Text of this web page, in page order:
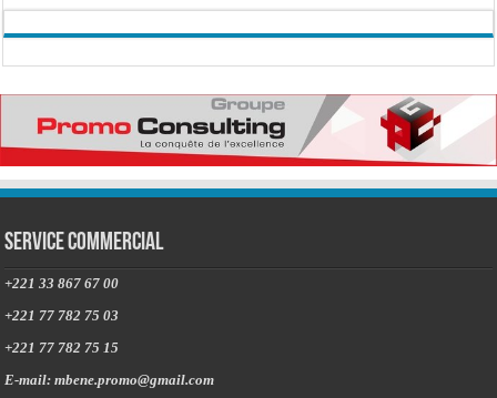
Service commercial
+221 33 867 67 00
+221 77 782 75 03
+221 77 782 75 15
E-mail: mbene.promo@gmail.com